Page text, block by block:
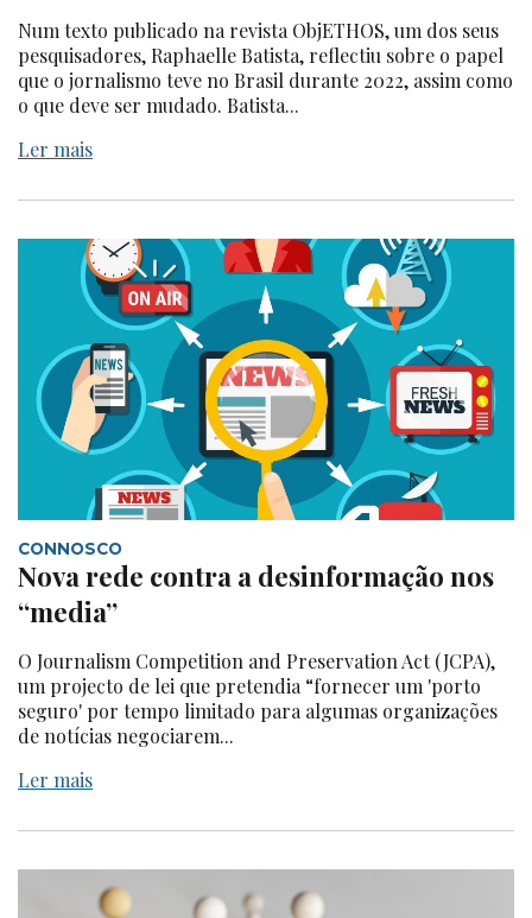
Num texto publicado na revista ObjETHOS, um dos seus
pesquisadores, Raphaelle Batista, reflectiu sobre o papel
que o jornalismo teve no Brasil durante 2022, assim como
o que deve ser mudado. Batista...
Ler mais
CONNOSCO
Nova rede contra a desinformação nos
“media”
O Journalism Competition and Preservation Act (JCPA),
um projecto de lei que pretendia “fornecer um 'porto
seguro' por tempo limitado para algumas organizações
de notícias negociarem...
Ler mais